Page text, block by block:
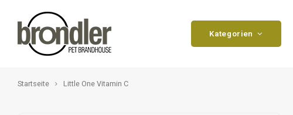
Kategorien
Startseite Little One Vitamin C